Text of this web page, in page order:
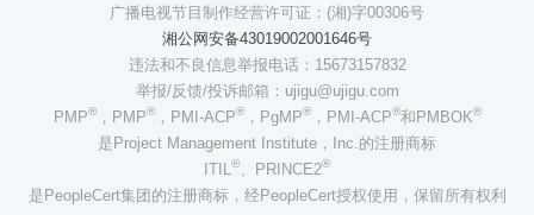
广播电视节目制作经营许可证：(湘)字00306号
湘公网安备43019002001646号
违法和不良信息举报电话：15673157832
举报/反馈/投诉邮箱：ujigu@ujigu.com
PMP®，PMP®，PMI-ACP®，PgMP®，PMI-ACP®和PMBOK®
是Project Management Institute，Inc.的注册商标
ITIL®、PRINCE2®
是PeopleCert集团的注册商标，经PeopleCert授权使用，保留所有权利